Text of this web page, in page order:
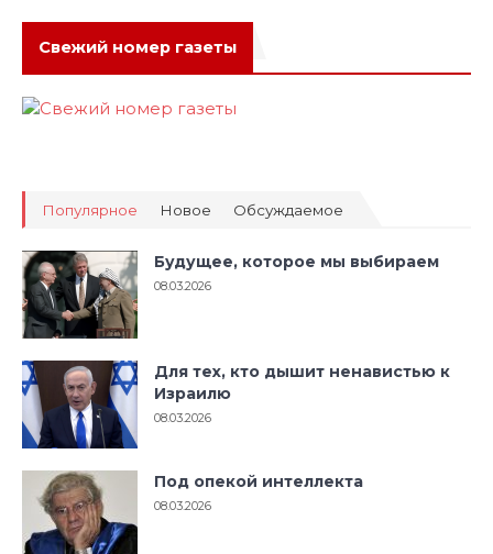
Свежий номер газеты
Популярное Новое Обсуждаемое
Будущее, которое мы выбираем
08.03.2026
Для тех, кто дышит ненавистью к
Израилю
08.03.2026
Под опекой интеллекта
08.03.2026